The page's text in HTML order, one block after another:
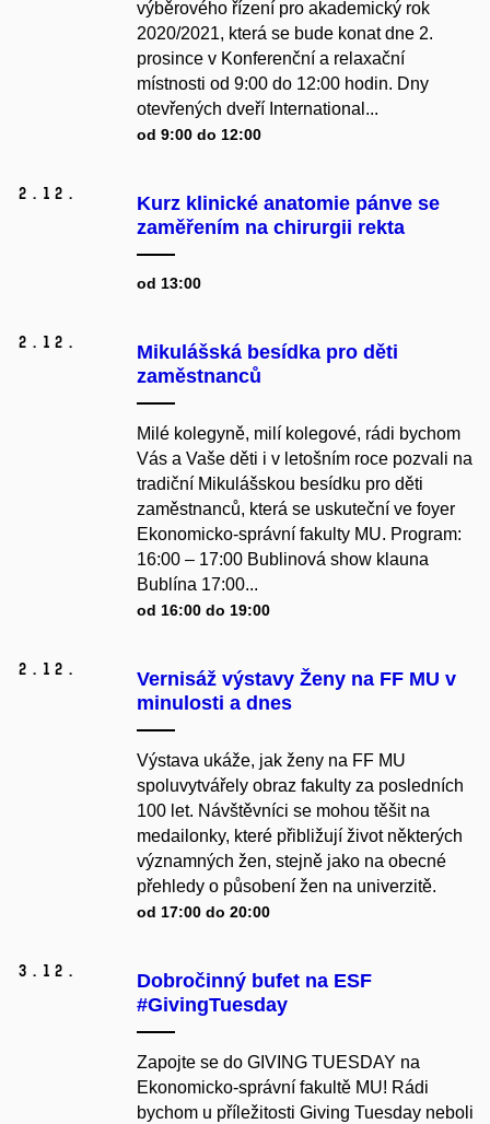
výběrového řízení pro akademický rok
2020/2021, která se bude konat dne 2.
prosince v Konferenční a relaxační
místnosti od 9:00 do 12:00 hodin. Dny
otevřených dveří International...
od 9:00 do 12:00
2. 12.
Kurz klinické anatomie pánve se
zaměřením na chirurgii rekta
od 13:00
2. 12.
Mikulášská besídka pro děti
zaměstnanců
Milé kolegyně, milí kolegové, rádi bychom
Vás a Vaše děti i v letošním roce pozvali na
tradiční Mikulášskou besídku pro děti
zaměstnanců, která se uskuteční ve foyer
Ekonomicko-správní fakulty MU. Program:
16:00 – 17:00 Bublinová show klauna
Bublína 17:00...
od 16:00 do 19:00
2. 12.
Vernisáž výstavy Ženy na FF MU v
minulosti a dnes
Výstava ukáže, jak ženy na FF MU
spoluvytvářely obraz fakulty za posledních
100 let. Návštěvníci se mohou těšit na
medailonky, které přibližují život některých
významných žen, stejně jako na obecné
přehledy o působení žen na univerzitě.
od 17:00 do 20:00
3. 12.
Dobročinný bufet na ESF
#GivingTuesday
Zapojte se do GIVING TUESDAY na
Ekonomicko-správní fakultě MU! Rádi
bychom u příležitosti Giving Tuesday neboli